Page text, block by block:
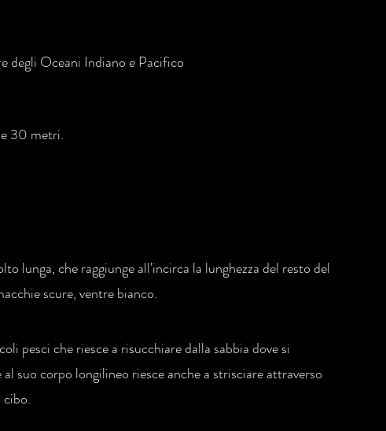
degli Oceani Indiano e Pacifico
30 metri.
lunga, che raggiunge all'incirca la lunghezza del resto del
scure, ventre bianco.
pesci che riesce a risucchiare dalla sabbia dove si
suo corpo longilineo riesce anche a strisciare attraverso